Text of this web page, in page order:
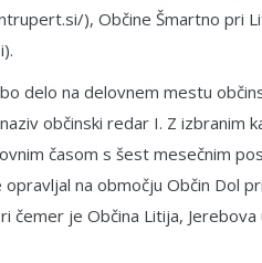
), Občine Šmartno pri
delo na delovnem mestu
občinski redar I. Z izbranim
časom s šest mesečnim
opravljal na območju Občin Dol
čemer je Občina Litija,